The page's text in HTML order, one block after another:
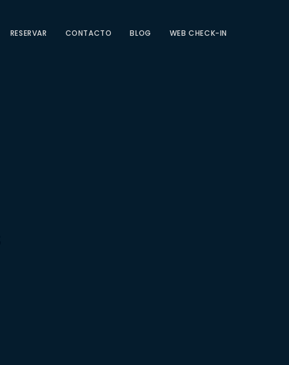
RESERVAR CONTACTO BLOG WEB CHECK-IN